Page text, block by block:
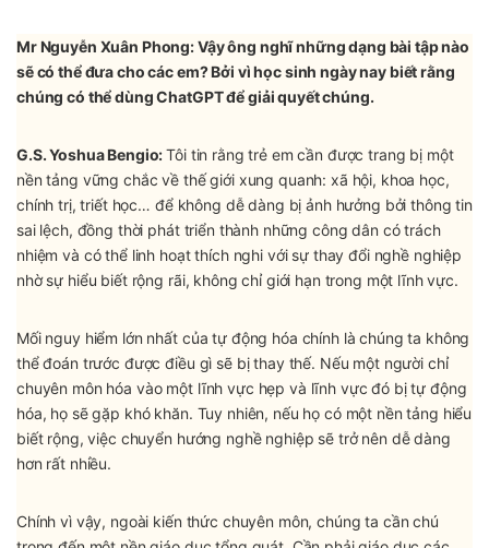
Mr Nguyễn Xuân Phong: Vậy ông nghĩ những dạng bài tập nào
sẽ có thể đưa cho các em? Bởi vì học sinh ngày nay biết rằng
chúng có thể dùng ChatGPT để giải quyết chúng.
G.S. Yoshua Bengio:Tôi tin rằng trẻ em cần được trang bị một
nền tảng vững chắc về thế giới xung quanh: xã hội, khoa học,
chính trị, triết học… để không dễ dàng bị ảnh hưởng bởi thông tin
sai lệch, đồng thời phát triển thành những công dân có trách
nhiệm và có thể linh hoạt thích nghi với sự thay đổi nghề nghiệp
nhờ sự hiểu biết rộng rãi, không chỉ giới hạn trong một lĩnh vực.
Mối nguy hiểm lớn nhất của tự động hóa chính là chúng ta không
thể đoán trước được điều gì sẽ bị thay thế. Nếu một người chỉ
chuyên môn hóa vào một lĩnh vực hẹp và lĩnh vực đó bị tự động
hóa, họ sẽ gặp khó khăn. Tuy nhiên, nếu họ có một nền tảng hiểu
biết rộng, việc chuyển hướng nghề nghiệp sẽ trở nên dễ dàng
hơn rất nhiều.
Chính vì vậy, ngoài kiến thức chuyên môn, chúng ta cần chú